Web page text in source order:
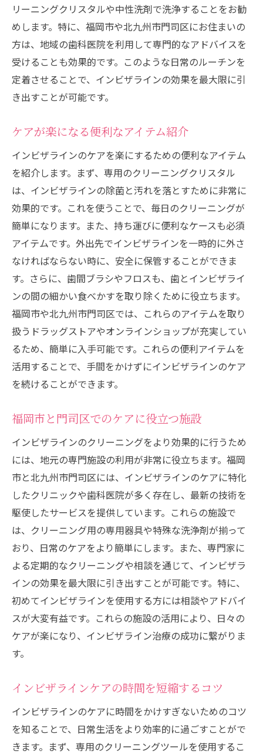
リーニングクリスタルや中性洗剤で洗浄することをお勧
めします。特に、福岡市や北九州市門司区にお住まいの
方は、地域の歯科医院を利用して専門的なアドバイスを
受けることも効果的です。このような日常のルーチンを
定着させることで、インビザラインの効果を最大限に引
き出すことが可能です。
ケアが楽になる便利なアイテム紹介
インビザラインのケアを楽にするための便利なアイテム
を紹介します。まず、専用のクリーニングクリスタル
は、インビザラインの除菌と汚れを落とすために非常に
効果的です。これを使うことで、毎日のクリーニングが
簡単になります。また、持ち運びに便利なケースも必須
アイテムです。外出先でインビザラインを一時的に外さ
なければならない時に、安全に保管することができま
す。さらに、歯間ブラシやフロスも、歯とインビザライ
ンの間の細かい食べかすを取り除くために役立ちます。
福岡市や北九州市門司区では、これらのアイテムを取り
扱うドラッグストアやオンラインショップが充実してい
るため、簡単に入手可能です。これらの便利アイテムを
活用することで、手間をかけずにインビザラインのケア
を続けることができます。
福岡市と門司区でのケアに役立つ施設
インビザラインのクリーニングをより効果的に行うため
には、地元の専門施設の利用が非常に役立ちます。福岡
市と北九州市門司区には、インビザラインのケアに特化
したクリニックや歯科医院が多く存在し、最新の技術を
駆使したサービスを提供しています。これらの施設で
は、クリーニング用の専用器具や特殊な洗浄剤が揃って
おり、日常のケアをより簡単にします。また、専門家に
よる定期的なクリーニングや相談を通じて、インビザラ
インの効果を最大限に引き出すことが可能です。特に、
初めてインビザラインを使用する方には相談やアドバイ
スが大変有益です。これらの施設の活用により、日々の
ケアが楽になり、インビザライン治療の成功に繋がりま
す。
インビザラインケアの時間を短縮するコツ
インビザラインのケアに時間をかけすぎないためのコツ
を知ることで、日常生活をより効率的に過ごすことがで
きます。まず、専用のクリーニングツールを使用するこ